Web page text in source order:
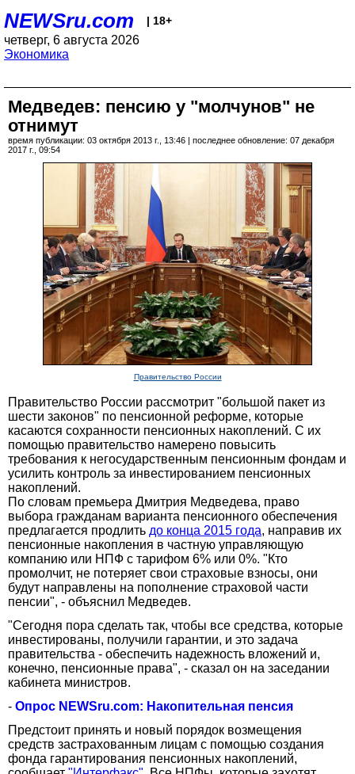
NEWSru.com | 18+
четверг, 6 августа 2026
Экономика
Медведев: пенсию у "молчунов" не
отнимут
время публикации: 03 октября 2013 г., 13:46 | последнее обновление: 07 декабря
2017 г., 09:54
Правительство России
Правительство России рассмотрит "большой пакет из
шести законов" по пенсионной реформе, которые
касаются сохранности пенсионных накоплений. С их
помощью правительство намерено повысить
требования к негосударственным пенсионным фондам и
усилить контроль за инвестированием пенсионных
накоплений.
По словам премьера Дмитрия Медведева, право
выбора гражданам варианта пенсионного обеспечения
предлагается продлить до конца 2015 года, направив их
пенсионные накопления в частную управляющую
компанию или НПФ с тарифом 6% или 0%. "Кто
промолчит, не потеряет свои страховые взносы, они
будут направлены на пополнение страховой части
пенсии", - объяснил Медведев.
"Сегодня пора сделать так, чтобы все средства, которые
инвестированы, получили гарантии, и это задача
правительства - обеспечить надежность вложений и,
конечно, пенсионные права", - сказал он на заседании
кабинета министров.
- Опрос NEWSru.com: Накопительная пенсия
Предстоит принять и новый порядок возмещения
средств застрахованным лицам с помощью создания
фонда гарантирования пенсионных накоплений,